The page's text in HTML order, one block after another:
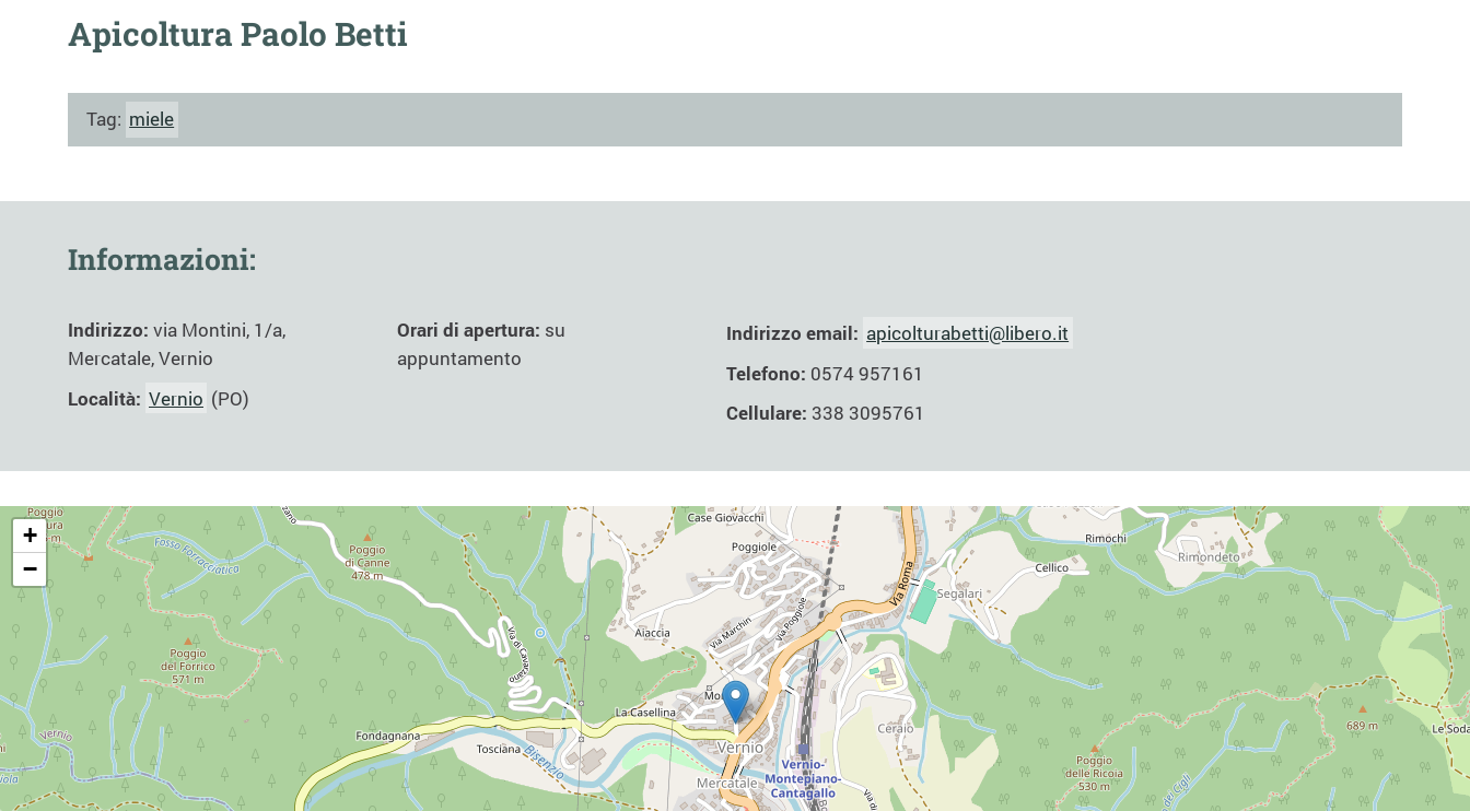
Apicoltura Paolo Betti
Tag: miele
Informazioni:
Indirizzo: via Montini, 1/a,
Mercatale, Vernio
Località: Vernio (PO)
Orari di apertura: su
appuntamento
Indirizzo email: apicolturabetti@libero.it
Telefono: 0574 957161
Cellulare: 338 3095761
+
−